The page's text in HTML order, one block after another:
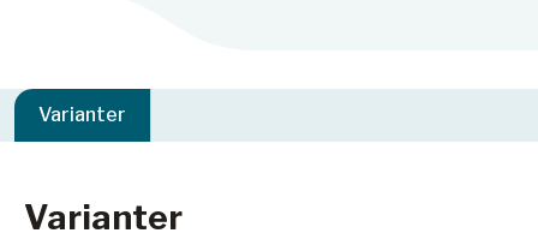
Varianter
Varianter